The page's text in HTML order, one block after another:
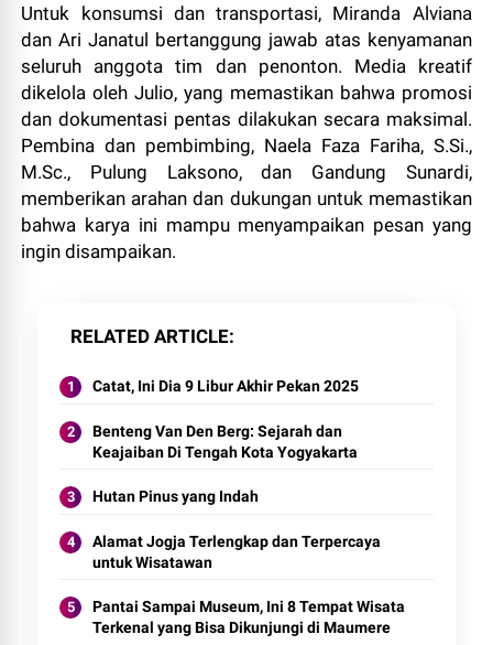
Untuk konsumsi dan transportasi, Miranda Alviana
dan Ari Janatul bertanggung jawab atas kenyamanan
seluruh anggota tim dan penonton. Media kreatif
dikelola oleh Julio, yang memastikan bahwa promosi
dan dokumentasi pentas dilakukan secara maksimal.
Pembina dan pembimbing, Naela Faza Fariha, S.Si.,
M.Sc., Pulung Laksono, dan Gandung Sunardi,
memberikan arahan dan dukungan untuk memastikan
bahwa karya ini mampu menyampaikan pesan yang
ingin disampaikan.
RELATED ARTICLE
Catat, Ini Dia 9 Libur Akhir Pekan 2025
Benteng Van Den Berg: Sejarah dan
Keajaiban Di Tengah Kota Yogyakarta
Hutan Pinus yang Indah
Alamat Jogja Terlengkap dan Terpercaya
untuk Wisatawan
Pantai Sampai Museum, Ini 8 Tempat Wisata
Terkenal yang Bisa Dikunjungi di Maumere